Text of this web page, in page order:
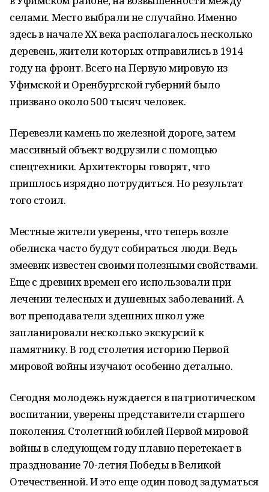
селами. Место выбрали не случайно. Именно
здесь в начале XX века располагалось несколько
деревень, жители которых отправились в 1914
году на фронт. Всего на Первую мировую из
Уфимской и Оренбургской губерний было
призвано около 500 тысяч человек.
Перевезли камень по железной дороге, затем
массивный объект водрузили с помощью
спецтехники. Архитекторы говорят, что
пришлось изрядно потрудиться. Но результат
того стоил.
Местные жители уверены, что теперь возле
обелиска часто будут собираться люди. Ведь
змеевик известен своими полезными свойствами.
Еще с древних времен его использовали при
лечении телесных и душевных заболеваний. А
вот преподаватели здешних школ уже
запланировали несколько экскурсий к
памятнику. В год столетия историю Первой
мировой войны изучают особенно детально.
Сегодня молодежь нуждается в патриотическом
воспитании, уверены представители старшего
поколения. Столетний юбилей Первой мировой
войны в следующем году плавно перетекает в
празднование 70-летия Победы в Великой
Отечественной. И это еще один повод задуматься